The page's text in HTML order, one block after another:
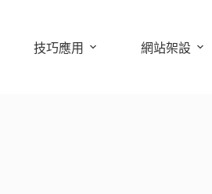
技巧應用 網站架設